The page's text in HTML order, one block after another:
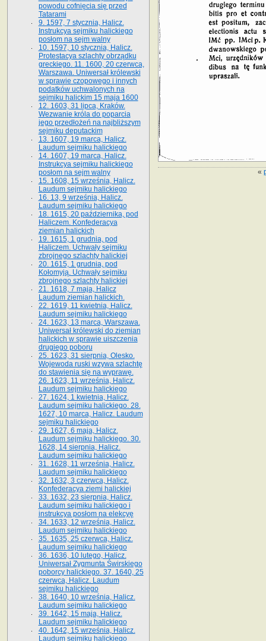
«
powodu cofnięcia się przed
Tatarami
9. 1597, 7 stycznia, Halicz.
Instrukcya sejmiku halickiego
posłom na sejm walny
10. 1597, 10 stycznia, Halicz.
Protestacya szlachty obrządku
greckiego. 11. 1600, 20 czerwca,
Warszawa. Uniwersał królewski
w sprawie czopowego i innych
podatków uchwalonych na
sejmiku halickim 15 maja 1600
12. 1603, 31 lipca, Kraków.
Wezwanie króla do poparcia
jego przedłożeń na najbliższym
sejmiku deputackim
13. 1607, 19 marca, Halicz.
Laudum sejmiku halickiego
14. 1607, 19 marca, Halicz.
Instrukcya sejmiku halickiego
posłom na sejm walny
15. 1608, 15 września, Halicz.
Laudum sejmiku halickiego
16. 13, 9 września, Halicz.
Laudum sejmiku halickiego
18. 1615, 20 października, pod
Haliczem. Konfederacya
ziemian halickich
19. 1615, 1 grudnia, pod
Haliczem. Uchwały sejmiku
zbrojnego szlachty halickiej
20. 1615, 1 grudnia, pod
Kołomyją. Uchwały sejmiku
zbrojnego szlachty halickiej
21. 1618, 7 maja, Halicz
Laudum ziemian halickich.
22. 1619, 11 kwietnia, Halicz.
Laudum sejmiku halickiego
24. 1623, 13 marca, Warszawa.
Uniwersał królewski do ziemian
halickich w sprawie uiszczenia
drugiego poboru
25. 1623, 31 sierpnia, Olesko.
Wojewoda ruski wzywa szlachtę
do stawienia się na wyprawę.
26. 1623, 11 września, Halicz.
Laudum sejmiku halickiego
27. 1624, 1 kwietnia, Halicz.
Laudum sejmiku halickiego. 28.
1627, 10 marca, Halicz. Laudum
sejmiku halickiego
29. 1627, 6 maja, Halicz.
Laudum sejmiku halickiego. 30.
1628, 14 sierpnia, Halicz.
Laudum sejmiku halickiego
31. 1628, 11 września, Halicz.
Laudum sejmiku halickiego
32. 1632, 3 czerwca, Halicz.
Konfederacya ziemi halickiej
33. 1632, 23 sierpnia, Halicz.
Laudum sejmiku halickiego i
instrukcya posłom na elekcyę
34. 1633, 12 września, Halicz.
Laudum sejmiku halickiego
35. 1635, 25 czerwca, Halicz.
Laudum sejmiku halickiego
36. 1636, 10 lutego, Halicz.
Uniwersał Zygmunta Świrskiego
poborcy halickiego. 37. 1640, 25
czerwca, Halicz. Laudum
sejmiku halickiego
38. 1640, 10 września, Halicz.
Laudum sejmiku halickiego
39. 1642, 15 maja, Halicz.
Laudum sejmiku halickiego
40. 1642, 15 września, Halicz.
Laudum sejmiku halickiego